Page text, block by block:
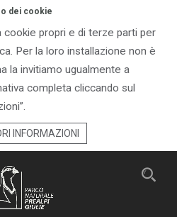
dei cookie
propri e di terze parti per
Per la loro installazione non è
la invitiamo ugualmente a
completa cliccando sul
INFORMAZIONI